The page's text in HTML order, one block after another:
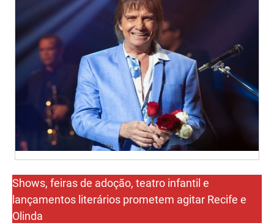
Shows, feiras de adoção, teatro infantil e
lançamentos literários prometem agitar Recife e
Olinda